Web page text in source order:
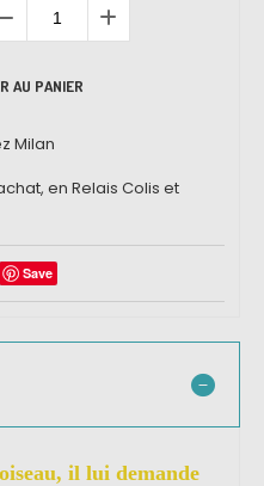
AU PANIER
Milan
en Relais Colis et
Save
il lui demande